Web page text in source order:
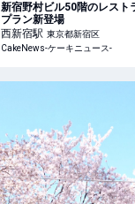
新宿野村ビル50階のレスト
プラン新登場
西新宿駅 東京都新宿区
CakeNews-ケーキニュース-